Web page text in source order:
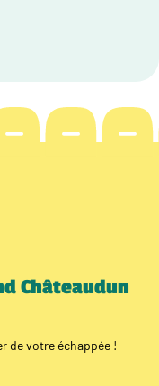
Châteaudun
de votre échappée !